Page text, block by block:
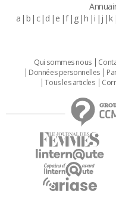
a b c d e f g h i j k
Qui sommes nous
Données personnelles
Tous les articles